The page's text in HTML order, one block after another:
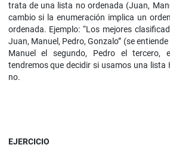
trata de una lista no ordenada (Juan,
cambio si la enumeración implica un
ordenada. Ejemplo: “Los mejores
Juan, Manuel, Pedro, Gonzalo” (se
Manuel el segundo, Pedro el tercero,
tendremos que decidir si usamos una lista
no.
EJERCICIO